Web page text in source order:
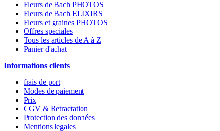
Fleurs de Bach PHOTOS
Fleurs de Bach ELIXIRS
Fleurs et graines PHOTOS
Offres speciales
Tous les articles de A à Z
Panier d'achat
Informations clients
frais de port
Modes de paiement
Prix
CGV & Retractation
Protection des données
Mentions legales